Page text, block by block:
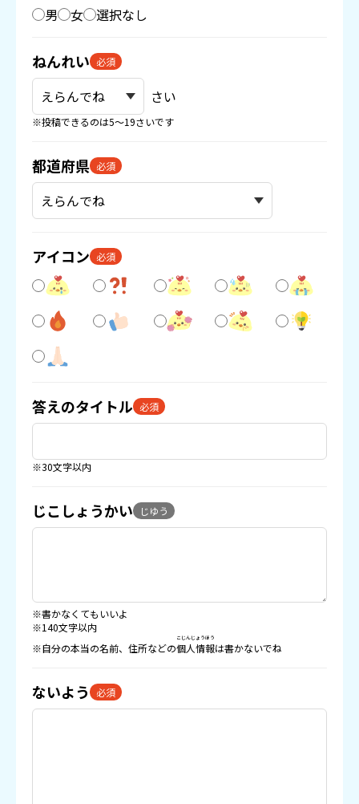
男 女 選択なし
ねんれい 必須
さい
※投稿できるのは5〜19さいです
都道府県 必須
アイコン 必須
答えのタイトル 必須
※30文字以内
じこしょうかい じゆう
※書かなくてもいいよ
※140文字以内
※自分の本当の名前、住所などの個人情報
こじんじょうほう
は書かないでね
ないよう 必須